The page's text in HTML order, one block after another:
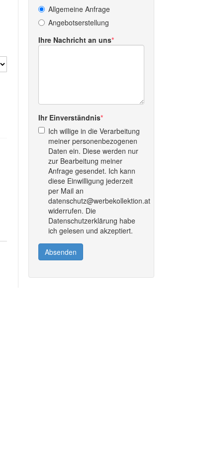
Allgemeine Anfrage
Angebotserstellung
Ihre Nachricht an uns
Ihr Einverständnis
Ich willige in die Verarbeitung
meiner personenbezogenen
Daten ein. Diese werden nur
zur Bearbeitung meiner
Anfrage gesendet. Ich kann
diese Einwilligung jederzeit
per Mail an
datenschutz@werbekollektion.at
widerrufen. Die
Datenschutzerklärung habe
ich gelesen und akzeptiert.
Absenden